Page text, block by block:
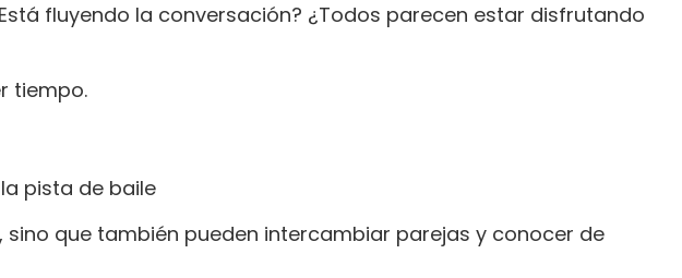
fluyendo la conversación? ¿Todos parecen estar disfrutando
tiempo.
pista de baile
que también pueden intercambiar parejas y conocer de